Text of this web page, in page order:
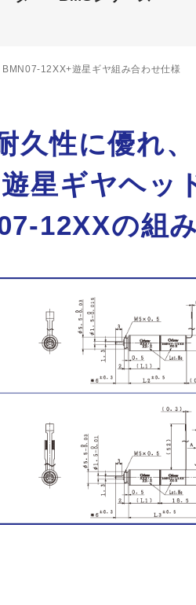
BMN07-12XX+遊星ギヤ組み合わせ仕様
久性に優れ、
星ギヤヘッ
12XXの組